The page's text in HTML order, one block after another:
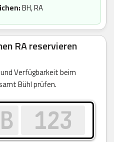
BH, RA
RA reservieren
Verfügbarkeit beim
Bühl prüfen.